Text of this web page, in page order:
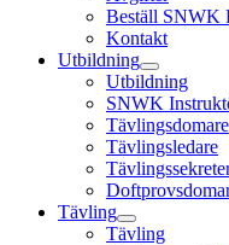
Beställ SNWK
Kontakt
Utbildning
Utbildning
SNWK
Tävlingsdomare
Tävlingsledare
Tävling
Tävling